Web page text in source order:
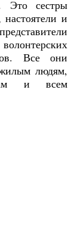
Это сестры
и
Все они
людям,
и всем